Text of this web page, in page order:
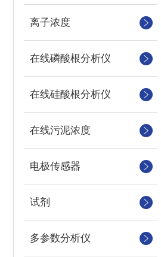
离子浓度
在线磷酸根分析仪
在线硅酸根分析仪
在线污泥浓度
电极传感器
试剂
多参数分析仪